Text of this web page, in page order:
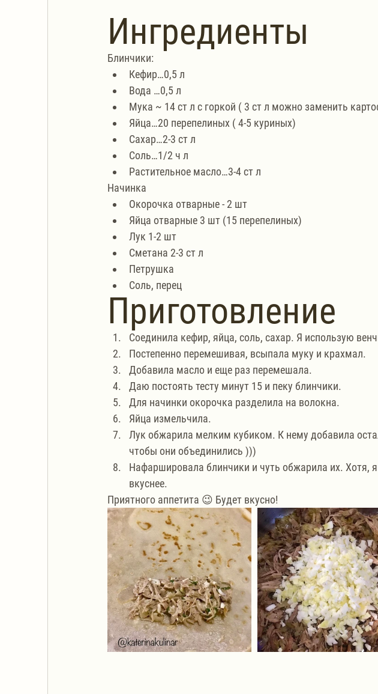
Ингредиенты
Блинчики:
Кефир…0,5 л
Вода …0,5 л
Мука ~ 14 ст л с горкой ( 3 ст л можно заменить
Яйца…20 перепелиных ( 4-5 куриных)
Сахар…2-3 ст л
Соль…1/2 ч л
Растительное масло…3-4 ст л
Начинка
Окорочка отварные - 2 шт
Яйца отварные 3 шт (15 перепелиных)
Лук 1-2 шт
Сметана 2-3 ст л
Петрушка
Соль, перец
Приготовление
Соединила кефир, яйца, соль, сахар. Я использую
Постепенно перемешивая, всыпала муку и крахмал.
Добавила масло и еще раз перемешала.
Даю постоять тесту минут 15 и пеку блинчики.
Для начинки окорочка разделила на волокна.
Яйца измельчила.
Лук обжарила мелким кубиком. К нему добавила
чтобы они объединились )))
Нафаршировала блинчики и чуть обжарила их. Хотя,
вкуснее.
Приятного аппетита 😉 Будет вкусно!